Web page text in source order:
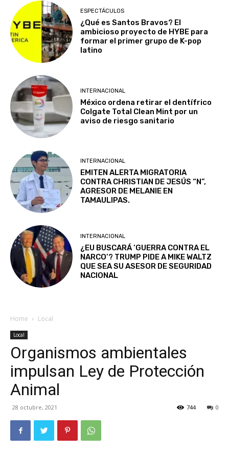
ESPECTÁCULOS
¿Qué es Santos Bravos? El
ambicioso proyecto de HYBE para
formar el primer grupo de K-pop
latino
INTERNACIONAL
México ordena retirar el dentífrico
Colgate Total Clean Mint por un
aviso de riesgo sanitario
INTERNACIONAL
EMITEN ALERTA MIGRATORIA
CONTRA CHRISTIAN DE JESÚS “N”,
AGRESOR DE MELANIE EN
TAMAULIPAS.
INTERNACIONAL
¿EU BUSCARÁ ‘GUERRA CONTRA EL
NARCO’? TRUMP PIDE A MIKE WALTZ
QUE SEA SU ASESOR DE SEGURIDAD
NACIONAL